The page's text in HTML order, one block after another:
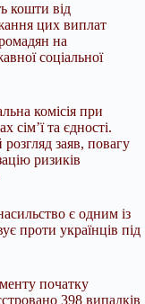
кошти від
цих виплат
на
соціальної
комісія при
сім’ї та єдності.
заяв, повагу
ризиків
є одним із
проти українців під
початку
398 випадків